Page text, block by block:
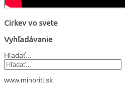
Cirkev vo svete
Vyhľadávanie
Hľadať...
www.minoriti.sk